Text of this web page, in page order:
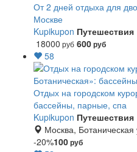
От 2 дней отдыха для
Москве
Kupikupon Путешествия
18000 руб 600руб
58
Отдых на городском
бассейны, парные, спа
Kupikupon Путешествия
Москва,
-20%100руб